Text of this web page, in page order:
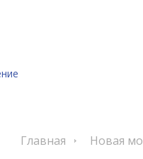
Главная Новая